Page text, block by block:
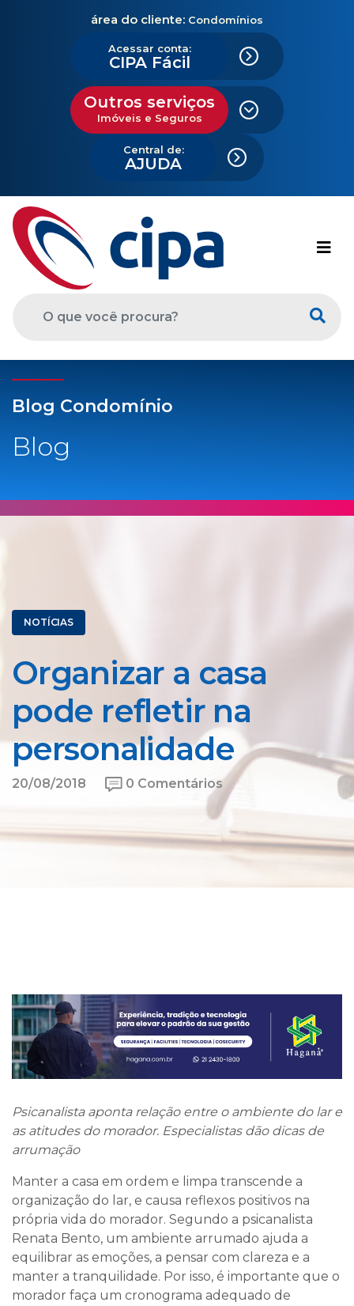
área do cliente: Condomínios
Acessar conta:
CIPA Fácil
Outros serviços
Imóveis e Seguros
Central de:
AJUDA
Blog Condomínio
Blog
NOTÍCIAS
Organizar a casa
pode refletir na
personalidade
20/08/2018 0 Comentários
Psicanalista aponta relação entre o ambiente do lar e
as atitudes do morador. Especialistas dão dicas de
arrumação
Manter a casa em ordem e limpa transcende a
organização do lar, e causa reflexos positivos na
própria vida do morador. Segundo a psicanalista
Renata Bento, um ambiente arrumado ajuda a
equilibrar as emoções, a pensar com clareza e a
manter a tranquilidade. Por isso, é importante que o
morador faça um cronograma adequado de